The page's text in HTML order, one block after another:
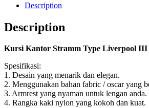
Description
Description
Kursi Kantor Stramm Type Liverpool
Spesifikasi:
1. Desain yang menarik dan elegan.
2. Menggunakan bahan fabric / oscar yang
3. Armrest yang nyaman untuk lengan anda.
4. Rangka kaki nylon yang kokoh dan kuat.